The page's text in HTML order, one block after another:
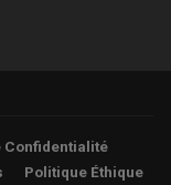
Confidentialité
Politique Éthique